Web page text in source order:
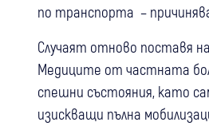
по транспорта –
Случаят отново поставя
Медиците от частната
спешни състояния, като
изискващи пълна